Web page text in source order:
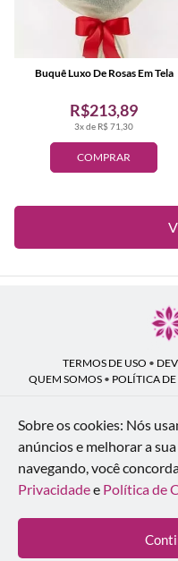
COMPRAR
3x de R$ 71,30
R$213,89
Buquê Luxo De Rosas Em Tela
TERMOS DE USO •
QUEM SOMOS • POLÍTICA
Flores Buruquê |
Rua Coronel João Guilherme
WhatsApp: (41)
© 2024-2026 - Todos os direitos
Sobre os cookies: Nós
anúncios e melhorar a
navegando, você
Privacidadee Política de